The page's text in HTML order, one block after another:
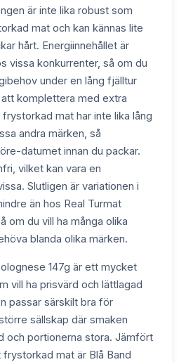
är inte lika robust som
mat och kan kännas lite
hårt. Energiinnehållet är
vissa konkurrenter, så om du
under en lång fjälltur
komplettera med extra
mat har inte lika lång
andra märken, så
datumet innan du packar.
vilket kan vara en
Slutligen är variationen i
än hos Real Turmat
om du vill ha många olika
blanda olika märken.
147g är ett mycket
vill ha prisvärd och lättlagad
passar särskilt bra för
sällskap där smaken
och portionerna stora. Jämfört
frystorkad mat är Blå Band